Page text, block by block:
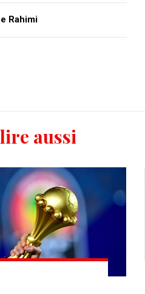
Rahimi
aussi